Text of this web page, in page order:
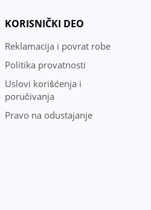
KORISNIČKI DEO
Reklamacija i povrat robe
Politika provatnosti
Uslovi korišćenja i
poručivanja
Pravo na odustajanje